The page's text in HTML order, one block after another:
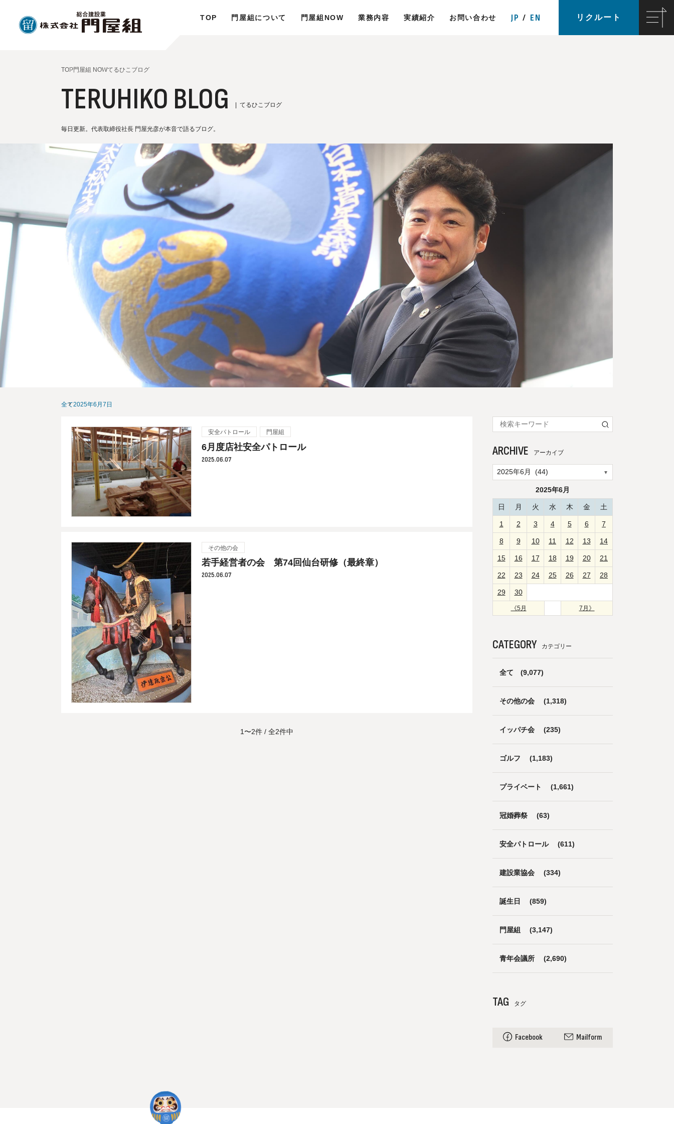
TOP 門屋組について 門屋組NOW 業務内容 実績紹介 お問い合わせ JP EN リクルート
TOP門屋組 NOWてるひこブログ
TERUHIKO BLOG てるひこブログ
毎日更新。代表取締役社長 門屋光彦が本音で語るブログ。
全て2025年6月7日
安全パトロール 門屋組
6月度店社安全パトロール
2025.06.07
その他の会
若手経営者の会 第74回仙台研修（最終章）
2025.06.07
1〜2件 全2件中
ARCHIVE アーカイブ
2025年6月
日 月 火 水 木 金 土
1 2 3 4 5 6 7
8 9 10 11 12 13 14
15 16 17 18 19 20 21
22 23 24 25 26 27 28
29 30
《5月 7月》
CATEGORY カテゴリー
全て (9,077)
その他の会 (1,318)
イッパチ会 (235)
ゴルフ (1,183)
プライベート (1,661)
冠婚葬祭 (63)
安全パトロール (611)
建設業協会 (334)
誕生日 (859)
門屋組 (3,147)
青年会議所 (2,690)
TAG タグ
Facebook Mailform